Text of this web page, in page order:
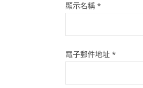
顯示名稱 *
電子郵件地址 *